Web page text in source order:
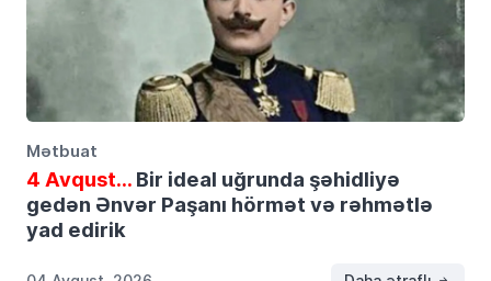
Mətbuat
4 Avqust…Bir ideal uğrunda şəhidliyə
gedən Ənvər Paşanı hörmət və rəhmətlə
yad edirik